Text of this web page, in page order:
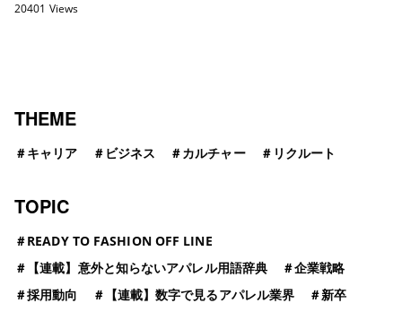
20401 Views
THEME
＃キャリア ＃ ビジネス ＃カルチャー ＃ リクルート
TOPIC
＃READY TO FASHION OFF LINE
＃
【連載】意外と知らないアパレル用語辞典 ＃企業戦略
＃採用動向 ＃ 【連載】数字で見るアパレル業界 ＃新卒